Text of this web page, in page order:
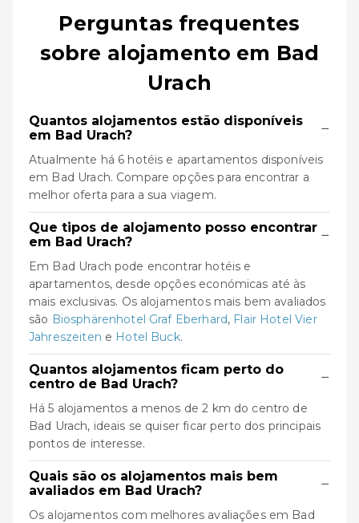
Perguntas frequentes
sobre alojamento em Bad
Urach
Quantos alojamentos estão disponíveis
em Bad Urach?
−
Atualmente há 6 hotéis e apartamentos disponíveis
em Bad Urach. Compare opções para encontrar a
melhor oferta para a sua viagem.
Que tipos de alojamento posso encontrar
em Bad Urach?
−
Em Bad Urach pode encontrar hotéis e
apartamentos, desde opções económicas até às
mais exclusivas. Os alojamentos mais bem avaliados
são Biosphärenhotel Graf Eberhard, Flair Hotel Vier
Jahreszeiten e Hotel Buck.
Quantos alojamentos ficam perto do
centro de Bad Urach?
−
Há 5 alojamentos a menos de 2 km do centro de
Bad Urach, ideais se quiser ficar perto dos principais
pontos de interesse.
Quais são os alojamentos mais bem
avaliados em Bad Urach?
−
Os alojamentos com melhores avaliações em Bad